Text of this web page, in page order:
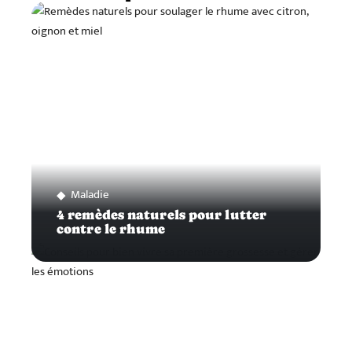
Maladie
4 remèdes naturels pour lutter
contre le rhume